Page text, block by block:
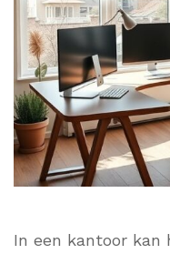
In een kantoor kan